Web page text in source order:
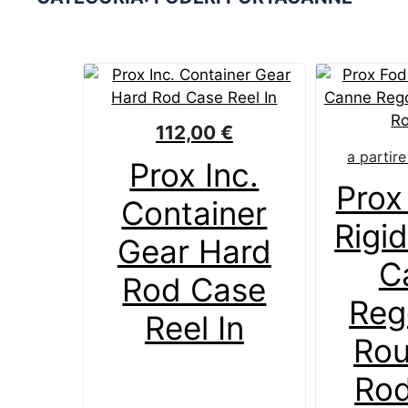
Prox Inc.
Container
Gear Hard
Rod Case
Reel In
112,00 €
a